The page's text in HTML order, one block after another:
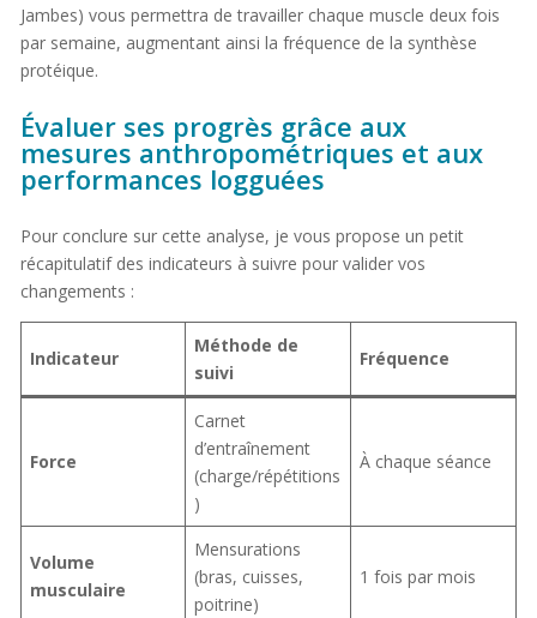
Jambes) vous permettra de travailler chaque muscle deux fois
par semaine, augmentant ainsi la fréquence de la synthèse
protéique.
Évaluer ses progrès grâce aux
mesures anthropométriques et aux
performances logguées
Pour conclure sur cette analyse, je vous propose un petit
récapitulatif des indicateurs à suivre pour valider vos
changements :
Indicateur
Méthode de
suivi
Fréquence
Force
Carnet
d’entraînement
(charge/répétitions
)
À chaque séance
Volume
musculaire
Mensurations
(bras, cuisses,
poitrine)
1 fois par mois